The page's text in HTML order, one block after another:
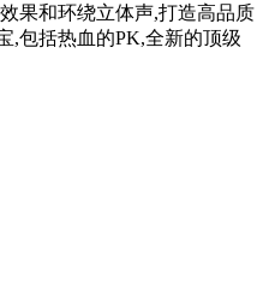
果和环绕立体声,打造高品质
,包括热血的PK,全新的顶级